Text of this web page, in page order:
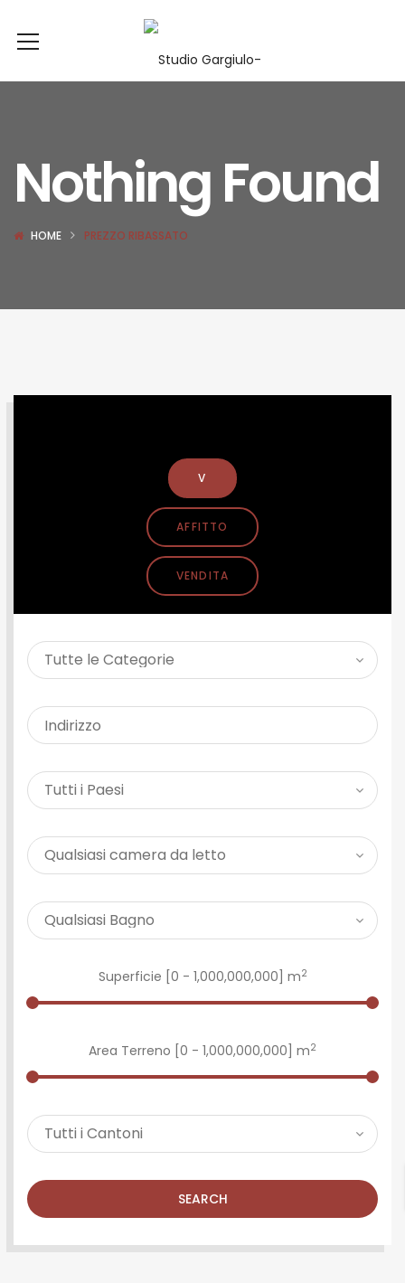
Nothing Found
HOME PREZZO RIBASSATO
V
AFFITTO
VENDITA
Superficie [ 0 - 1,000,000,000 ] m2
Area Terreno [ 0 - 1,000,000,000 ] m2
SEARCH